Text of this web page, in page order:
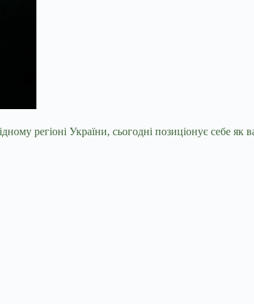
регіоні України, сьогодні позиціонує себе